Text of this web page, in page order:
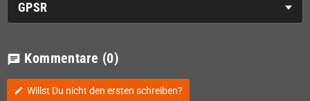
GPSR
chat Kommentare (0)
edit Willst Du nicht den ersten schreiben?